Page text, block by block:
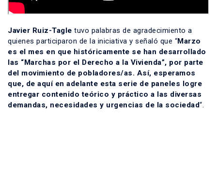
Javier Ruiz-Tagle tuvo palabras de agradecimiento a
quienes participaron de la iniciativa y señaló que “Marzo
es el mes en que históricamente se han desarrollado
las “Marchas por el Derecho a la Vivienda”, por parte
del movimiento de pobladores/as. Así, esperamos
que, de aquí en adelante esta serie de paneles logre
entregar contenido teórico y práctico a las diversas
demandas, necesidades y urgencias de la sociedad“.